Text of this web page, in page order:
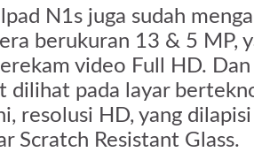
N1s juga sudah
berukuran 13 & 5 MP,
video Full HD.
dilihat pada layar
resolusi HD, yang
Scratch Resistant Glass.